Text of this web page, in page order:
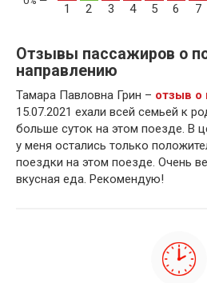
1 2 3 4 5 6 7
Отзывы пассажиров о
направлению
Тамара Павловна Грин – отзыв о
15.07.2021 ехали всей семьей к
больше суток на этом поезде. В
у меня остались только
поездки на этом поезде. Очень
вкусная еда. Рекомендую!